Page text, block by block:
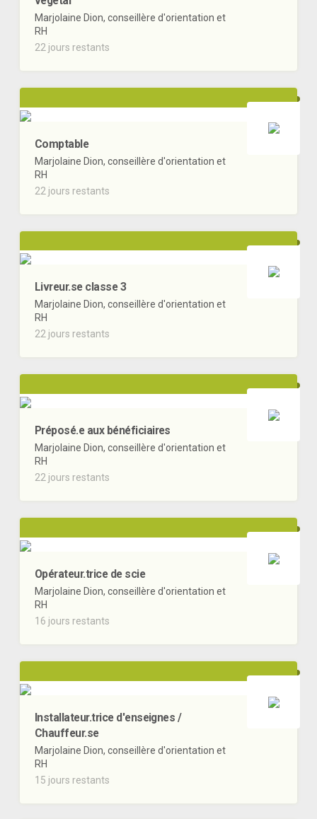
Marjolaine Dion, conseillère d'orientation et
RH
22 jours restants
Comptable
Marjolaine Dion, conseillère d'orientation et
RH
22 jours restants
Livreur.se classe 3
Marjolaine Dion, conseillère d'orientation et
RH
22 jours restants
Préposé.e aux bénéficiaires
Marjolaine Dion, conseillère d'orientation et
RH
22 jours restants
Opérateur.trice de scie
Marjolaine Dion, conseillère d'orientation et
RH
16 jours restants
Installateur.trice d'enseignes /
Chauffeur.se
Marjolaine Dion, conseillère d'orientation et
RH
15 jours restants